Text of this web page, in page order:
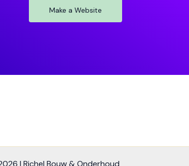
Make a Website
| Richel Bouw & Onderhoud